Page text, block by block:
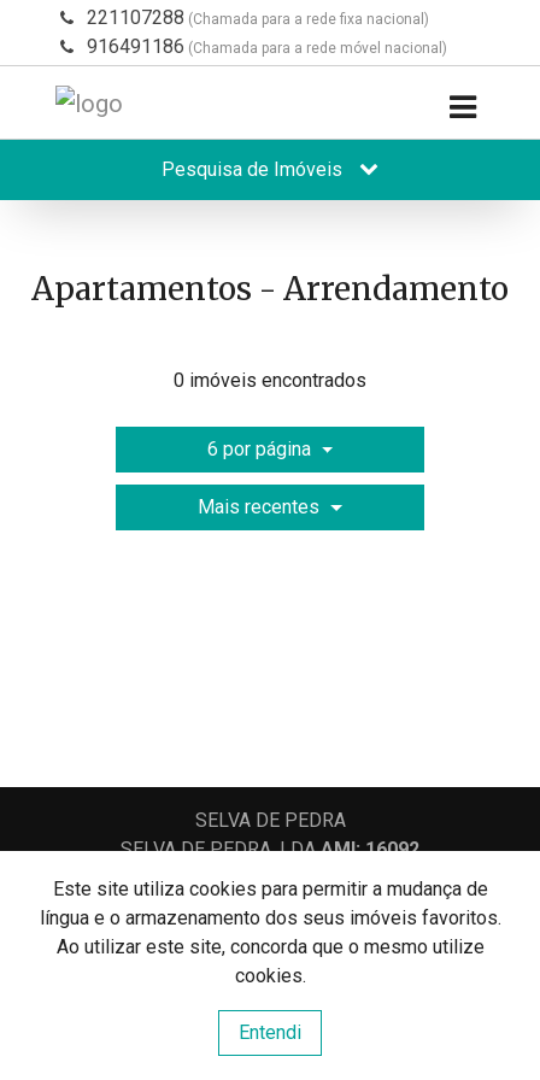
Este site utiliza cookies para permitir a mudança de
língua e o armazenamento dos seus imóveis favoritos.
Ao utilizar este site, concorda que o mesmo utilize
cookies.
Entendi
221107288 (Chamada para a rede fixa nacional)
916491186 (Chamada para a rede móvel nacional)
Pesquisa de Imóveis
Apartamentos - Arrendamento
0 imóveis encontrados
6 por página
Mais recentes
SELVA DE PEDRA
SELVA DE PEDRA, LDAAMI: 16092
Centros de Resolução de Litígios
Política de Privacidade
Livro de Reclamações
Website e CRM Imobiliário
Powered by